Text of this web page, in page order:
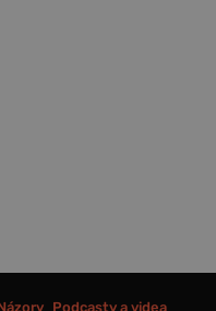
Podcasty a videa